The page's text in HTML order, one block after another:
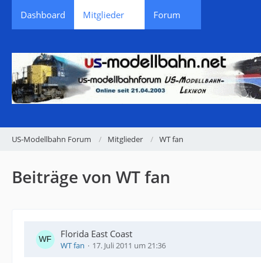
Dashboard Mitglieder Forum
US-Modellbahn Forum Mitglieder WT fan
Beiträge von WT fan
Florida East Coast
WT fan 17. Juli 2011 um 21:36